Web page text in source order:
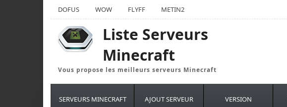
DOFUS WOW FLYFF METIN2
Liste Serveurs
Minecraft
Vous propose les meilleurs serveurs Minecraft
SERVEURS MINECRAFT AJOUT SERVEUR VERSION